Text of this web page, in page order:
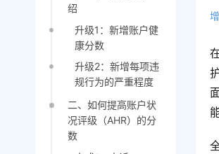
绍
升级1：新增账户健
康分数
升级2：新增每项违
规行为的严重程度
二、如何提高账户状
况评级（AHR）的分
数